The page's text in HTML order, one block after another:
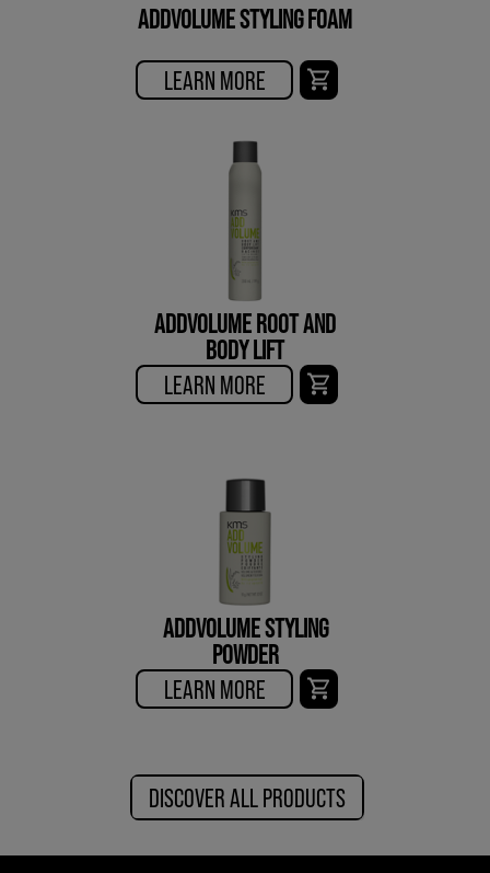
ADDVOLUME STYLING FOAM
LEARN MORE
ADDVOLUME ROOT AND
BODY LIFT
LEARN MORE
ADDVOLUME STYLING
POWDER
LEARN MORE
DISCOVER ALL PRODUCTS